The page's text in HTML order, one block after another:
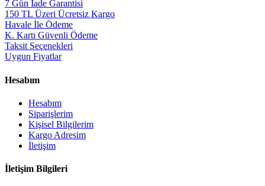
7 Gün İade Garantisi
150 TL Üzeri Ücretsiz Kargo
Havale İle Ödeme
K. Kartı Güvenli Ödeme
Taksit Seçenekleri
Uygun Fiyatlar
Hesabım
Hesabım
Siparişlerim
Kişisel Bilgilerim
Kargo Adresim
İletişim
İletişim Bilgileri